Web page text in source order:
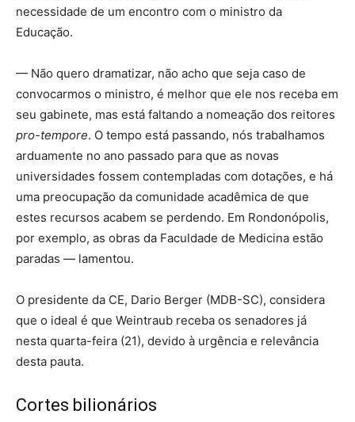
necessidade de um encontro com o ministro da
Educação.
— Não quero dramatizar, não acho que seja caso de
convocarmos o ministro, é melhor que ele nos receba em
seu gabinete, mas está faltando a nomeação dos reitores
pro-tempore. O tempo está passando, nós trabalhamos
arduamente no ano passado para que as novas
universidades fossem contempladas com dotações, e há
uma preocupação da comunidade acadêmica de que
estes recursos acabem se perdendo. Em Rondonópolis,
por exemplo, as obras da Faculdade de Medicina estão
paradas — lamentou.
O presidente da CE, Dario Berger (MDB-SC), considera
que o ideal é que Weintraub receba os senadores já
nesta quarta-feira (21), devido à urgência e relevância
desta pauta.
Cortes bilionários